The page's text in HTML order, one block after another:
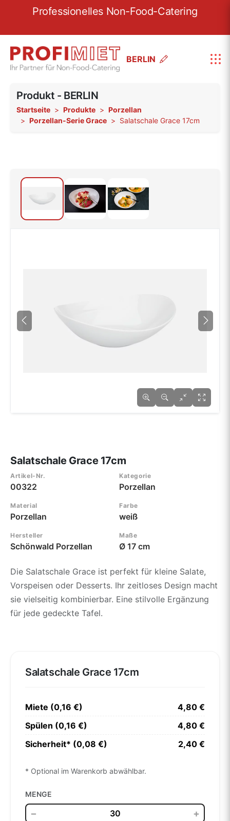
Professionelles Non-Food-Catering
BERLIN
Produkt - BERLIN
Startseite Produkte
Porzellan
Porzellan-Serie Grace
Salatschale Grace 17cm
Salatschale Grace 17cm
Artikel-Nr.
00322
Kategorie
Porzellan
Material
Porzellan
Farbe
weiß
Hersteller
Schönwald Porzellan
Maße
Ø 17 cm
Die Salatschale Grace ist perfekt für kleine Salate,
Vorspeisen oder Desserts. Ihr zeitloses Design macht
sie vielseitig kombinierbar. Eine stilvolle Ergänzung
für jede gedeckte Tafel.
Salatschale Grace 17cm
Miete (0,16 €)
4,80 €
Spülen (0,16 €)
4,80 €
Sicherheit* (0,08 €)
2,40 €
* Optional im Warenkorb abwählbar.
MENGE
− +